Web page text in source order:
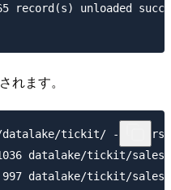
record(s) unloaded
れます。
datalake/tickit/ --
datalake/tickit/sales/
datalake/tickit/sales/